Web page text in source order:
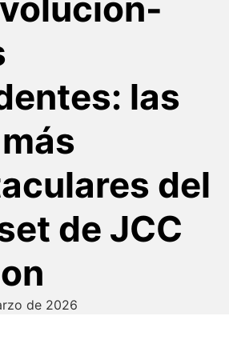
las
del
de JCC
de 2026